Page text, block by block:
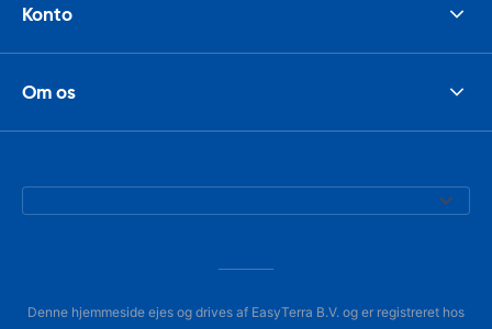
Konto
Om os
Denne hjemmeside ejes og drives af EasyTerra B.V. og er registreret hos